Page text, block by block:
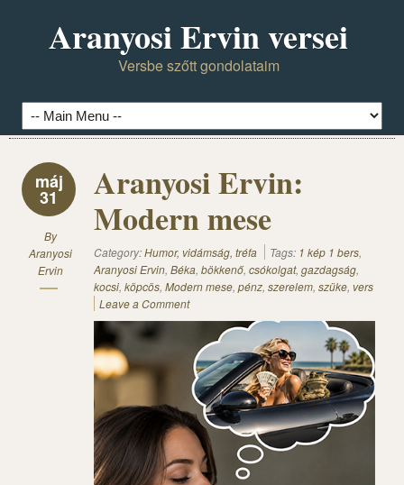
Aranyosi Ervin versei
Versbe szőtt gondolataim
máj
31
By
Aranyosi
Ervin
Aranyosi Ervin:
Modern mese
Category:Humor, vidámság, tréfa Tags: 1 kép 1 bers,
Aranyosi Ervin, Béka, bökkenő, csókolgat, gazdagság,
kocsi, köpcös, Modern mese, pénz, szerelem, szüke, vers
Leave a Comment